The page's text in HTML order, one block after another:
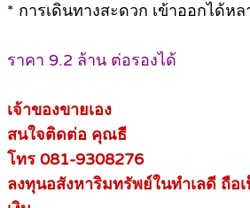
* การเดินทางสะดวก เข้าออกได้หล
ราคา 9.2 ล้าน ต่อรองได้
เจ้าของขายเอง
สนใจติดต่อ คุณธี
โทร 081-9308276
ลงทุนอสังหาริมทรัพย์ในทำเลดี ถือ